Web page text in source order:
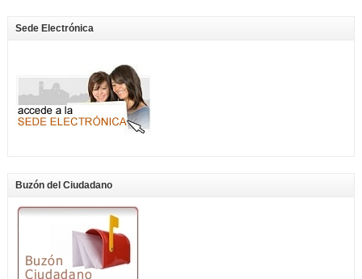
Sede Electrónica
Buzón del Ciudadano